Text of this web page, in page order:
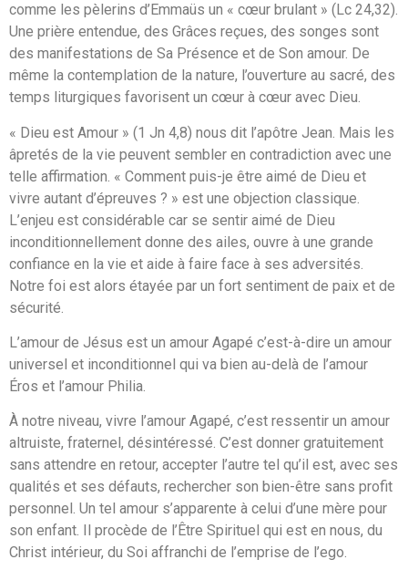
comme les pèlerins d’Emmaüs un « cœur brulant » (Lc 24,32).
Une prière entendue, des Grâces reçues, des songes sont
des manifestations de Sa Présence et de Son amour. De
même la contemplation de la nature, l’ouverture au sacré, des
temps liturgiques favorisent un cœur à cœur avec Dieu.
« Dieu est Amour » (1 Jn 4,8) nous dit l’apôtre Jean. Mais les
âpretés de la vie peuvent sembler en contradiction avec une
telle affirmation. « Comment puis-je être aimé de Dieu et
vivre autant d’épreuves ? » est une objection classique.
L’enjeu est considérable car se sentir aimé de Dieu
inconditionnellement donne des ailes, ouvre à une grande
confiance en la vie et aide à faire face à ses adversités.
Notre foi est alors étayée par un fort sentiment de paix et de
sécurité.
L’amour de Jésus est un amour Agapé c’est-à-dire un amour
universel et inconditionnel qui va bien au-delà de l’amour
Éros et l’amour Philia.
À notre niveau, vivre l’amour Agapé, c’est ressentir un amour
altruiste, fraternel, désintéressé. C’est donner gratuitement
sans attendre en retour, accepter l’autre tel qu’il est, avec ses
qualités et ses défauts, rechercher son bien-être sans profit
personnel. Un tel amour s’apparente à celui d’une mère pour
son enfant. Il procède de l’Être Spirituel qui est en nous, du
Christ intérieur, du Soi affranchi de l’emprise de l’ego.